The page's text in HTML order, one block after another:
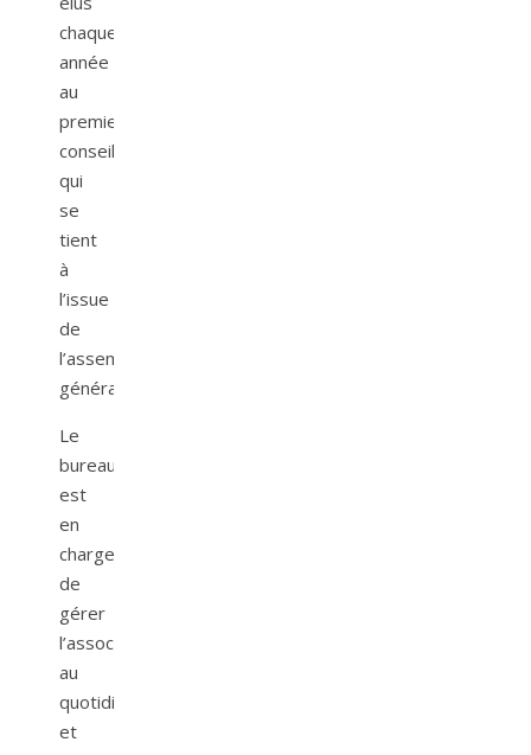
chaque
année
au
premier
conseil
qui
se
tient
à
l’issue
de
l’assemblée
générale.
Le
bureau
est
en
charge
de
gérer
l’association
au
quotidien
et